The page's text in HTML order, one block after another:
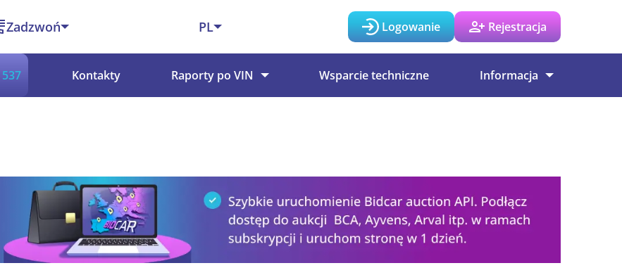
Zadzwoń PL Logowanie Rejestracja
537 Kontakty Raporty po VIN Wsparcie techniczne Informacja